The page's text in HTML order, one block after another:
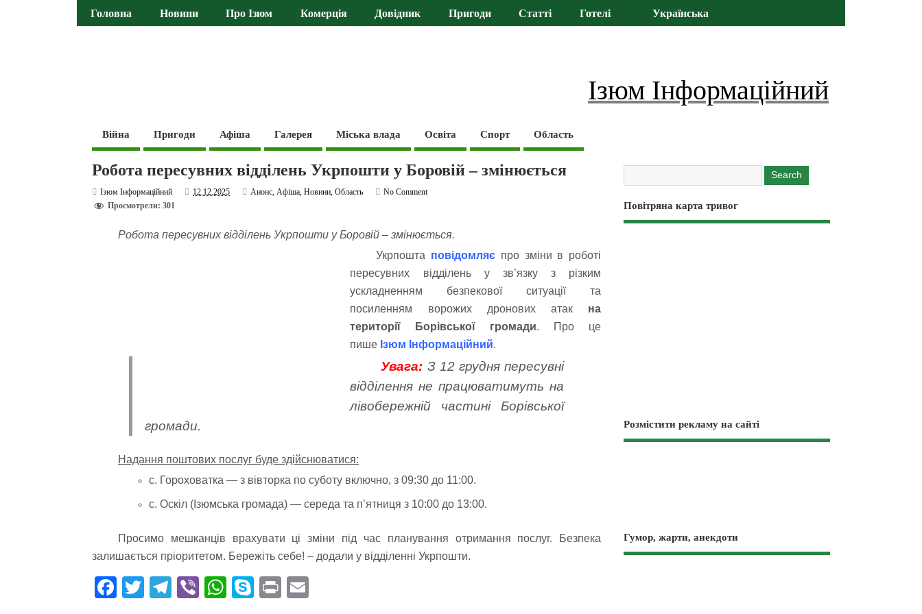
Головна Новини Про Ізюм Комерція Довідник Пригоди Статті Готелі Українська
Ізюм Інформаційний
Війна Пригоди Афіша Галерея Міська влада Освіта Спорт Область
Робота пересувних відділень Укрпошти у Боровій – змінюється
Ізюм Інформаційний 12.12.2025 Анонс,Афіша,Новини,Область
No Comment
Просмотрели: 301
Робота пересувних відділень Укрпошти у Боровій – змінюється.
Укрпошта повідомляєпро зміни в роботі
пересувних відділень у зв’язку з різким
ускладненням безпекової ситуації та
посиленням ворожих дронових атак на
території Борівської громади. Про це
пише Ізюм Інформаційний.
Увага: З 12 грудня пересувні
відділення не працюватимуть на
лівобережній частині Борівської
громади.
Надання поштових послуг буде здійснюватися:
с. Гороховатка — з вівторка по суботу включно, з 09:30 до 11:00.
с. Оскіл (Ізюмська громада) — середа та п’ятниця з 10:00 до 13:00.
Просимо мешканців врахувати ці зміни під час планування отримання послуг. Безпека
залишається пріоритетом. Бережіть себе! – додали у відділенні Укрпошти.
Fa T
Te Vi
W
S
Pr
Повітряна карта тривог
Розмістити рекламу на сайті
Гумор, жарти, анекдоти